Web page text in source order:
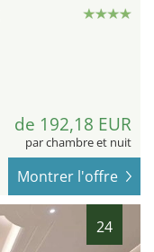
de 192,18 EUR
par chambre et nuit
Montrer l'offre
24